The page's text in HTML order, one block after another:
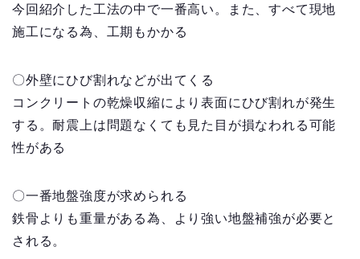
今回紹介した工法の中で一番高い。また、すべて現地
施工になる為、工期もかかる
〇外壁にひび割れなどが出てくる
コンクリートの乾燥収縮により表面にひび割れが発生
する。耐震上は問題なくても見た目が損なわれる可能
性がある
〇一番地盤強度が求められる
鉄骨よりも重量がある為、より強い地盤補強が必要と
される。